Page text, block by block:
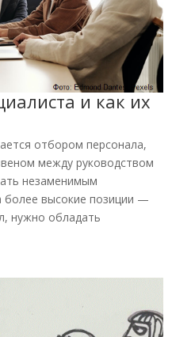
и как их
отбором персонала,
между руководством
незаменимым
более высокие позиции —
нужно обладать